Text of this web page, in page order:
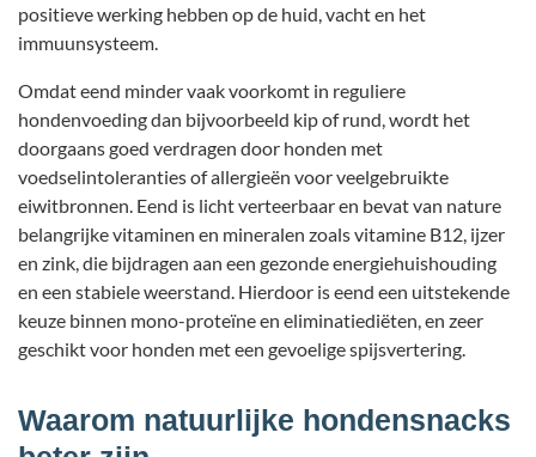
positieve werking hebben op de huid, vacht en het
immuunsysteem.
Omdat eend minder vaak voorkomt in reguliere
hondenvoeding dan bijvoorbeeld kip of rund, wordt het
doorgaans goed verdragen door honden met
voedselintoleranties of allergieën voor veelgebruikte
eiwitbronnen. Eend is licht verteerbaar en bevat van nature
belangrijke vitaminen en mineralen zoals vitamine B12, ijzer
en zink, die bijdragen aan een gezonde energiehuishouding
en een stabiele weerstand. Hierdoor is eend een uitstekende
keuze binnen mono-proteïne en eliminatiediëten, en zeer
geschikt voor honden met een gevoelige spijsvertering.
Waarom natuurlijke hondensnacks